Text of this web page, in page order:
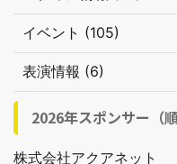
イベント (105)
表演情報 (6)
2026年スポンサー（
株式会社アクアネット